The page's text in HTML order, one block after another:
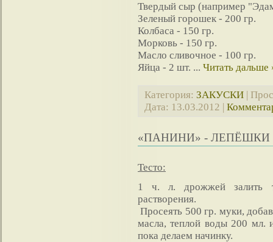
Твердый сыр (например
Зеленый горошек - 200 гр.
Колбаса - 150 гр.
Морковь - 150 гр.
Масло сливочное - 100 гр.
Яйца - 2 шт. ... Читать дальше
Категория: ЗАКУСКИ |
Дата: 13.03.2012 |
«ПАНИНИ» -
Тесто:
1 ч. л. дрожжей залить
растворения.
Просеять 500 гр. муки,
масла, теплой воды 200 мл.
пока делаем начинку.